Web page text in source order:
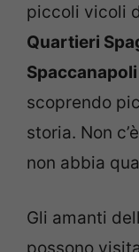
piccoli vicoli
Quartieri
scoprendo
storia. Non
non abbia
Gli amanti